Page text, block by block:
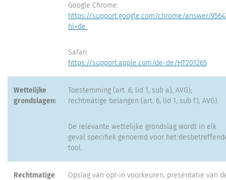
Google Chrome:
https://support.google.com/chrome/answer/
hl=de
Safari
https://support.apple.com/de-de/HT201265
Wettelijke
grondslagen:
Toestemming (art. 6, lid 1, sub a), AVG);
rechtmatige belangen (art. 6, lid 1, sub f), AVG).
De relevante wettelijke grondslag wordt in elk
geval specifiek genoemd voor het
tool.
Rechtmatige
Opslag van opt-in voorkeuren, presentatie van